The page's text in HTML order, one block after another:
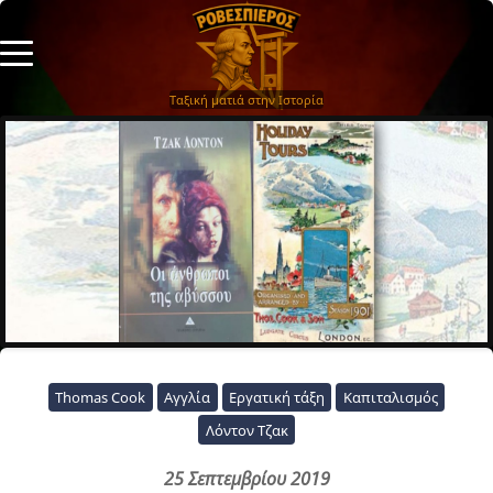
Ταξική ματιά στην Ιστορία
Thomas Cook Αγγλία Εργατική τάξη
Καπιταλισμός
Λόντον Τζακ
25 Σεπτεμβρίου 2019